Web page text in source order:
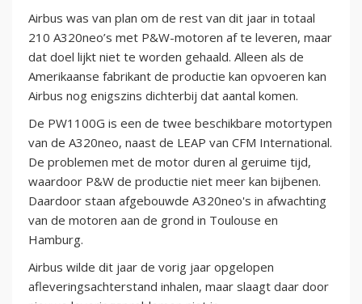
Airbus was van plan om de rest van dit jaar in totaal
210 A320neo’s met P&W-motoren af te leveren, maar
dat doel lijkt niet te worden gehaald. Alleen als de
Amerikaanse fabrikant de productie kan opvoeren kan
Airbus nog enigszins dichterbij dat aantal komen.
De PW1100G is een de twee beschikbare motortypen
van de A320neo, naast de LEAP van CFM International.
De problemen met de motor duren al geruime tijd,
waardoor P&W de productie niet meer kan bijbenen.
Daardoor staan afgebouwde A320neo's in afwachting
van de motoren aan de grond in Toulouse en
Hamburg.
Airbus wilde dit jaar de vorig jaar opgelopen
afleveringsachterstand inhalen, maar slaagt daar door